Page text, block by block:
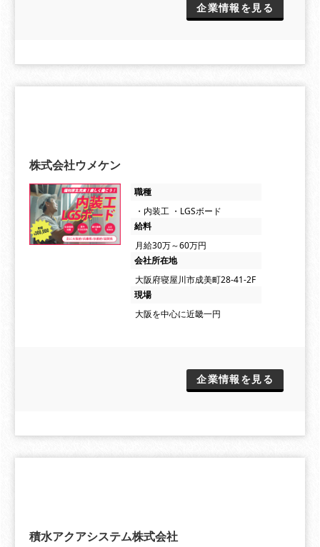
企業情報を見る
株式会社ウメケン
職種
・内装工 ・LGSボード
給料
月給30万～60万円
会社所在地
大阪府寝屋川市成美町28-41-2F
現場
大阪を中心に近畿一円
企業情報を見る
積水アクアシステム株式会社